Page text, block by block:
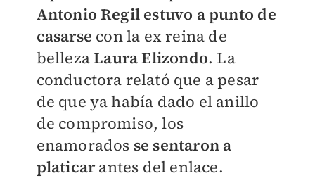
Antonio Regil estuvo a punto de
casarse con la ex reina de
bellezaLaura Elizondo. La
conductora relató que a pesar
de que ya había dado el anillo
de compromiso, los
enamorados se sentaron a
platicarantes del enlace.